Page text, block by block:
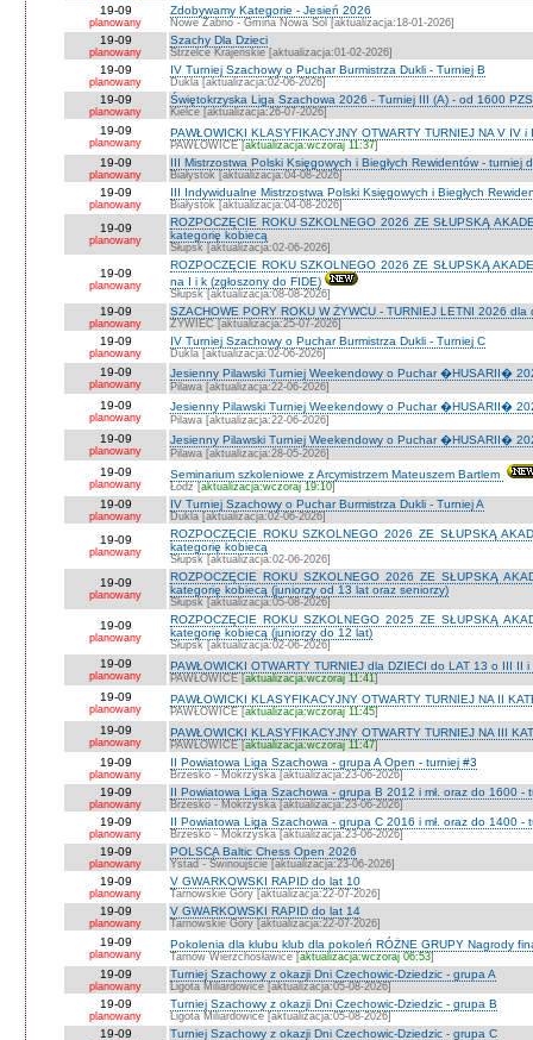
19-09
planowany
Zdobywamy Kategorie - Jesień 2026
Nowe Żabno - Gmina Nowa Sól [aktualizacja:18-01-2026]
19-09
planowany
Szachy Dla Dzieci
Strzelce Krajeńskie [aktualizacja:01-02-2026]
19-09
planowany
IV Turniej Szachowy o Puchar Burmistrza Dukli - Turniej B
Dukla [aktualizacja:02-06-2026]
19-09
planowany
Świętokrzyska Liga Szachowa 2026 - Turniej III (A) - od 1600
Kielce [aktualizacja:26-07-2026]
19-09
planowany
PAWŁOWICKI KLASYFIKACYJNY OTWARTY TURNIEJ NA V IV i
PAWŁOWICE [aktualizacja:wczoraj 11:37]
19-09
planowany
III Mistrzostwa Polski Księgowych i Biegłych Rewidentów - turniej
Białystok [aktualizacja:04-08-2026]
19-09
planowany
III Indywidualne Mistrzostwa Polski Księgowych i Biegłych
Białystok [aktualizacja:04-08-2026]
19-09
planowany
ROZPOCZĘCIE ROKU SZKOLNEGO 2026 ZE SŁUPSKĄ
kategorię kobiecą
Słupsk [aktualizacja:02-06-2026]
19-09
planowany
ROZPOCZĘCIE ROKU SZKOLNEGO 2026 ZE SŁUPSKĄ
na I i k (zgłoszony do FIDE)
Słupsk [aktualizacja:08-08-2026]
19-09
planowany
SZACHOWE PORY ROKU W ŻYWCU - TURNIEJ LETNI 2026 dla
ŻYWIEC [aktualizacja:25-07-2026]
19-09
planowany
IV Turniej Szachowy o Puchar Burmistrza Dukli - Turniej C
Dukla [aktualizacja:02-06-2026]
19-09
planowany
Jesienny Pilawski Turniej Weekendowy o Puchar �HUSARII�
Pilawa [aktualizacja:22-06-2026]
19-09
planowany
Jesienny Pilawski Turniej Weekendowy o Puchar �HUSARII�
Pilawa [aktualizacja:22-06-2026]
19-09
planowany
Jesienny Pilawski Turniej Weekendowy o Puchar �HUSARII�
Pilawa [aktualizacja:28-05-2026]
19-09
planowany
Seminarium szkoleniowe z Arcymistrzem Mateuszem Bartlem
Łódź [aktualizacja:wczoraj 19:10]
19-09
planowany
IV Turniej Szachowy o Puchar Burmistrza Dukli - Turniej A
Dukla [aktualizacja:02-06-2026]
19-09
planowany
ROZPOCZĘCIE ROKU SZKOLNEGO 2026 ZE SŁUPSKĄ
kategorię kobiecą
Słupsk [aktualizacja:02-06-2026]
19-09
planowany
ROZPOCZĘCIE ROKU SZKOLNEGO 2026 ZE SŁUPSKĄ
kategorię kobiecą (juniorzy od 13 lat oraz seniorzy)
Słupsk [aktualizacja:05-08-2026]
19-09
planowany
ROZPOCZĘCIE ROKU SZKOLNEGO 2025 ZE SŁUPSKĄ
kategorię kobiecą (juniorzy do 12 lat)
Słupsk [aktualizacja:02-06-2026]
19-09
planowany
PAWŁOWICKI OTWARTY TURNIEJ dla DZIECI do LAT 13 o III II
PAWŁOWICE [aktualizacja:wczoraj 11:41]
19-09
planowany
PAWŁOWICKI KLASYFIKACYJNY OTWARTY TURNIEJ NA II
PAWŁOWICE [aktualizacja:wczoraj 11:45]
19-09
planowany
PAWŁOWICKI KLASYFIKACYJNY OTWARTY TURNIEJ NA III
PAWŁOWICE [aktualizacja:wczoraj 11:47]
19-09
planowany
II Powiatowa Liga Szachowa - grupa A Open - turniej #3
Brzesko - Mokrzyska [aktualizacja:23-06-2026]
19-09
planowany
II Powiatowa Liga Szachowa - grupa B 2012 i mł. oraz do 1600 -
Brzesko - Mokrzyska [aktualizacja:23-06-2026]
19-09
planowany
II Powiatowa Liga Szachowa - grupa C 2016 i mł. oraz do 1400 -
Brzesko - Mokrzyska [aktualizacja:23-06-2026]
19-09
planowany
POLSCA Baltic Chess Open 2026
Ystad - Świnoujście [aktualizacja:23-06-2026]
19-09
planowany
V GWARKOWSKI RAPID do lat 10
Tarnowskie Góry [aktualizacja:22-07-2026]
19-09
planowany
V GWARKOWSKI RAPID do lat 14
Tarnowskie Góry [aktualizacja:22-07-2026]
19-09
planowany
Pokolenia dla klubu klub dla pokoleń RÓŻNE GRUPY Nagrody
Tarnów Wierzchosławice [aktualizacja:wczoraj 06:53]
19-09
planowany
Turniej Szachowy z okazji Dni Czechowic-Dziedzic - grupa A
Ligota Miliardowice [aktualizacja:05-08-2026]
19-09
planowany
Turniej Szachowy z okazji Dni Czechowic-Dziedzic - grupa B
Ligota Miliardowice [aktualizacja:05-08-2026]
19-09 Turniej Szachowy z okazji Dni Czechowic-Dziedzic - grupa C